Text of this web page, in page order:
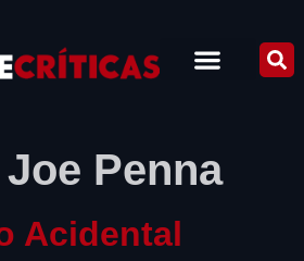
Joe Penna
Acidental